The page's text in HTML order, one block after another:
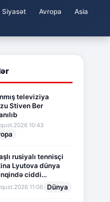
Siyasət Avropa Asia
televiziya
Stiven Ber
10:43
rusiyalı tennisçi
Lyutova dünya
ciddi
imza atdı
11:06 Dünya